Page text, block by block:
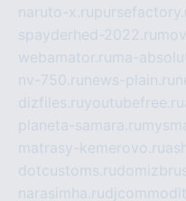
naruto-x.ru
spayderhed-2022.ru
webamator.ru ma-
nv-750.ru news-plain.ru
dizfiles.ruyoutubefree.ru
planeta-samara.ru
matrasy-kemerovo.ru
dotcustoms.ru
narasimha.ru